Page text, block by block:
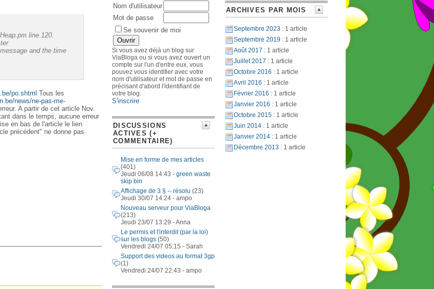
line 120.
and the time
po.shtml Tous les
news/ne-pas-me-
A partir de cet article Nov.
dans le temps, aucune erreur
en bas de l'article le lien
précédent" ne donne pas
Nom d'utilisateur
Mot de passe
Se souvenir de moi
Si vous avez déjà un blog sur
ViaBloga ou si vous avez ouvert un
compte sur l'un d'entre eux, vous
pouvez vous identifier avec votre
nom d'utilisateur et mot de passe en
précisant d'abord l'identifiant de
votre blog.
S'inscrire
DISCUSSIONS
ACTIVES (+
COMMENTAIRE)
Mise en forme de mes articles
(401)
Jeudi 06/08 14:43 - green waste
skip bin
Affichage de 3 § -- résolu (23)
Jeudi 30/07 14:24 - ampo
Nouveau serveur pour ViaBloga
(213)
Jeudi 23/07 13:29 - Anna
Le permis et l'interdit (par la loi)
sur les blogs (50)
Vendredi 24/07 05:15 - Sarah
Support des videos au format 3gp
(1)
Vendredi 24/07 22:43 - ampo
ARCHIVES PAR MOIS
Septembre 2023 : 1 article
Septembre 2019 : 1 article
Août 2017 : 1 article
Juillet 2017 : 1 article
Octobre 2016 : 1 article
Avril 2016 : 1 article
Février 2016 : 1 article
Janvier 2016 : 1 article
Octobre 2015 : 1 article
Juin 2014 : 1 article
Janvier 2014 : 1 article
Décembre 2013 : 1 article